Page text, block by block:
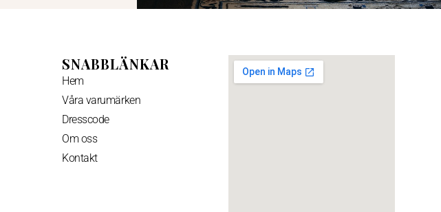
SNABBLÄNKAR
Hem
Våra varumärken
Dresscode
Om oss
Kontakt